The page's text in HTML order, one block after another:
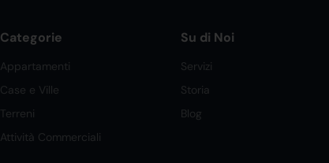
Categorie
Appartamenti
Case e Ville
Terreni
Attività Commerciali
Su di Noi
Servizi
Storia
Blog